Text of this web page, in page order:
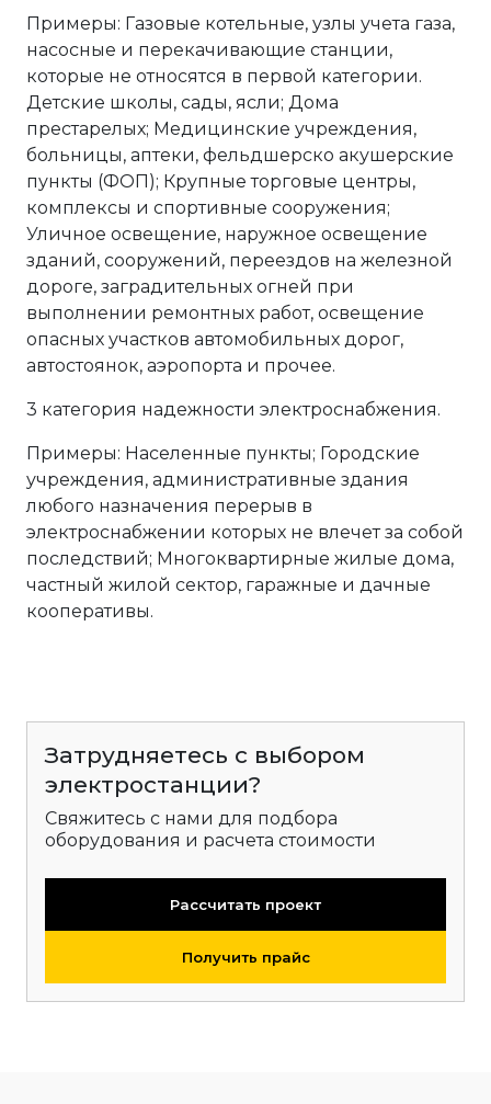
Примеры: Газовые котельные, узлы учета газа,
насосные и перекачивающие станции,
которые не относятся в первой категории.
Детские школы, сады, ясли; Дома
престарелых; Медицинские учреждения,
больницы, аптеки, фельдшерско акушерские
пункты (ФОП); Крупные торговые центры,
комплексы и спортивные сооружения;
Уличное освещение, наружное освещение
зданий, сооружений, переездов на железной
дороге, заградительных огней при
выполнении ремонтных работ, освещение
опасных участков автомобильных дорог,
автостоянок, аэропорта и прочее.
3 категория надежности электроснабжения.
Примеры: Населенные пункты; Городские
учреждения, административные здания
любого назначения перерыв в
электроснабжении которых не влечет за собой
последствий; Многоквартирные жилые дома,
частный жилой сектор, гаражные и дачные
кооперативы.
Затрудняетесь с выбором
электростанции?
Свяжитесь с нами для подбора
оборудования и расчета стоимости
Рассчитать проект
Получить прайс